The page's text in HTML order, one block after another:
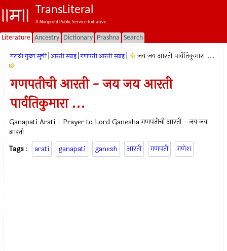
TransLiteral
A Nonprofit Public Service Initiative.
Literature Ancestry Dictionary Prashna Search
मराठी मुख्य सूची आरती संग्रह गणपती आरती संग्रह जय जय आरती पार्वतिकुमारा ...
गणपतीची आरती - जय जय आरती
पार्वतिकुमारा ...
Ganapati Arati - Prayer to Lord Ganesha गणपतीची आरती - जय जय
आरती
Tags : arati ganapati ganesh आरती गणपती गणेश